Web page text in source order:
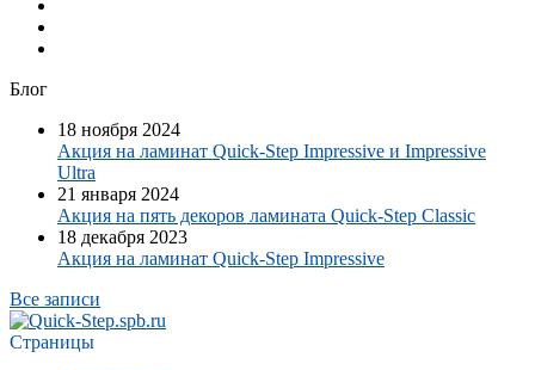
Блог
18 ноября 2024
Акция на ламинат Quick-Step Impressive и Impressive
Ultra
21 января 2024
Акция на пять декоров ламината Quick-Step​ Classic
18 декабря 2023
Акция на ламинат Quick-Step Impressive
Все записи
Страницы